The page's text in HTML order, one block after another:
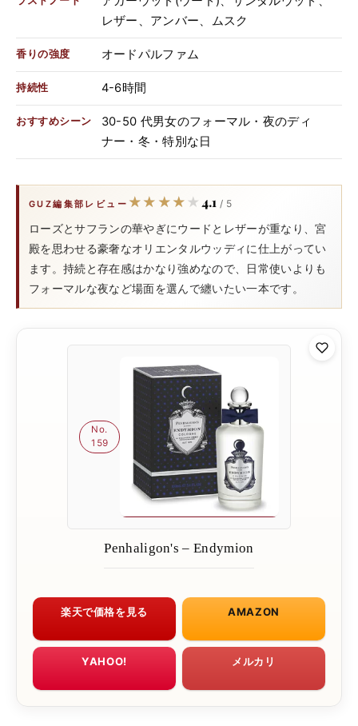
レザー、アンバー、ムスク
香りの強度 オードパルファム
持続性 4-6時間
おすすめシーン
30-50 代男女のフォーマル・夜のディ
ナー・冬・特別な日
GUZ編集部レビュー ★★★★★
★★★★★ 4.1 / 5
ローズとサフランの華やぎにウードとレザーが重なり、宮
殿を思わせる豪奢なオリエンタルウッディに仕上がってい
ます。持続と存在感はかなり強めなので、日常使いよりも
フォーマルな夜など場面を選んで纏いたい一本です。
No.
159
Penhaligon's – Endymion
楽天で価格を見る AMAZON
YAHOO! メルカリ